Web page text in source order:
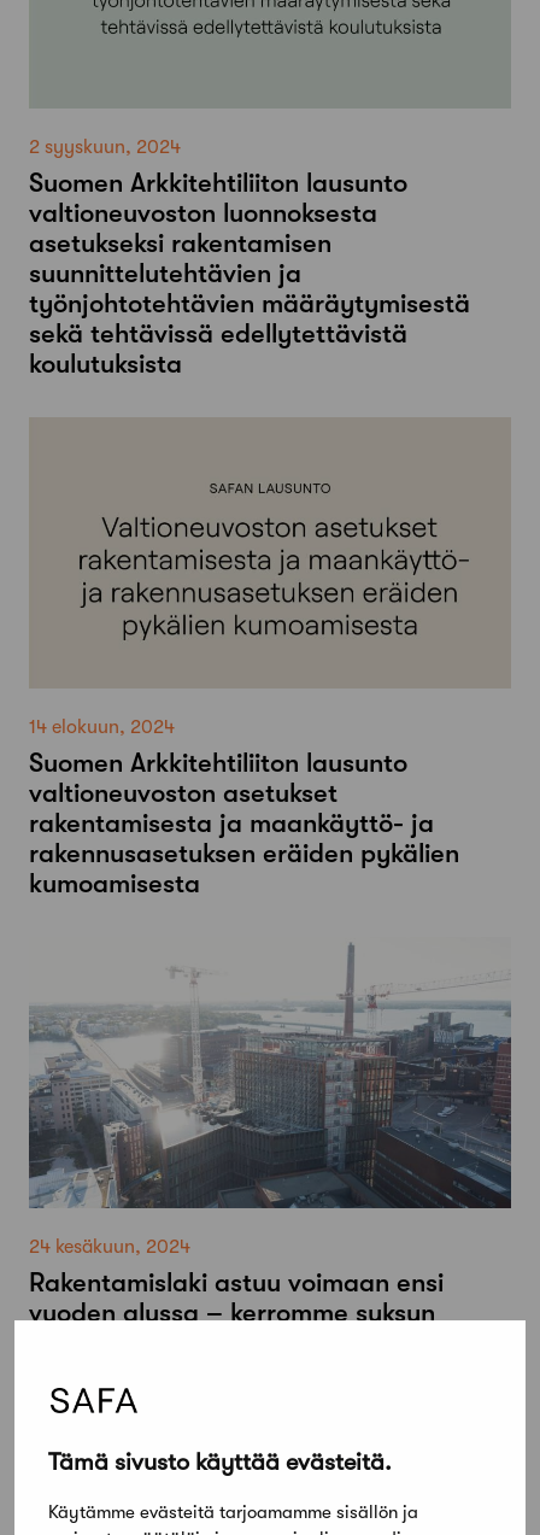
Tämä sivusto käyttää evästeitä.
Käytämme evästeitä tarjoamamme sisällön ja
2 syyskuun, 2024
Suomen Arkkitehtiliiton lausunto
valtioneuvoston luonnoksesta
asetukseksi rakentamisen
suunnittelutehtävien ja
työnjohtotehtävien määräytymisestä
sekä tehtävissä edellytettävistä
koulutuksista
14 elokuun, 2024
Suomen Arkkitehtiliiton lausunto
valtioneuvoston asetukset
rakentamisesta ja maankäyttö- ja
rakennusasetuksen eräiden pykälien
kumoamisesta
24 kesäkuun, 2024
Rakentamislaki astuu voimaan ensi
vuoden alussa – kerromme syksyn